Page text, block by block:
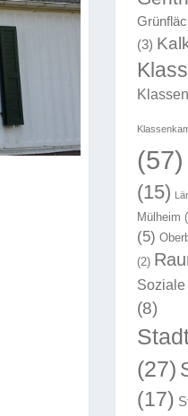
(3)
(57)
(15)
Mülheim
(5)
(2)
Soziale
(8)
(27)
(17)